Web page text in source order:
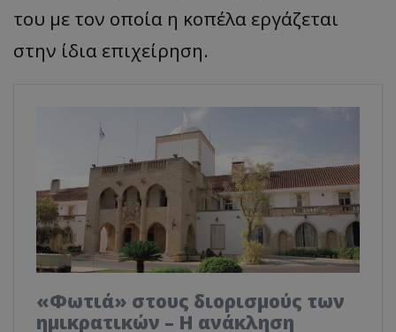
του με τον οποία η κοπέλα εργάζεται
στην ίδια επιχείρηση.
«Φωτιά» στους διορισμούς των
ημικρατικών – Η ανάκληση